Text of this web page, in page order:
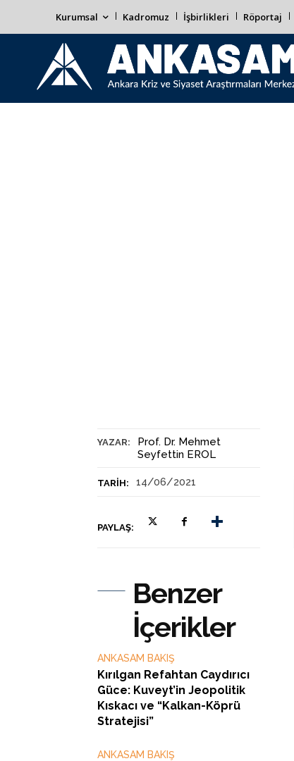
Kurumsal Kadromuz İşbirlikleri Röportaj
YAZAR:
Prof. Dr. Mehmet
Seyfettin EROL
TARIH: 14/06/2021
PAYLAŞ:
Benzer
İçerikler
ANKASAM BAKIŞ
Kırılgan Refahtan Caydırıcı
Güce: Kuveyt’in Jeopolitik
Kıskacı ve “Kalkan-Köprü
Stratejisi”
ANKASAM BAKIŞ